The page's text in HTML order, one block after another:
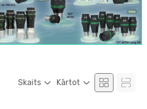
Skaits Kārtot